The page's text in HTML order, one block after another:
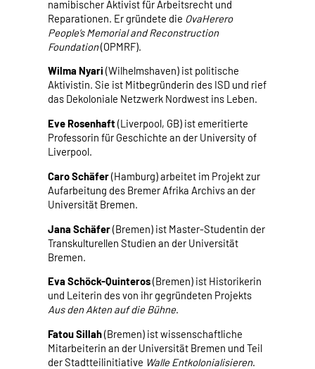
namibischer Aktivist für Arbeitsrecht und
Reparationen. Er gründete die OvaHerero
People’s Memorial and Reconstruction
Foundation(OPMRF).
Wilma Nyari (Wilhelmshaven) ist politische
Aktivistin. Sie ist Mitbegründerin des ISD und rief
das Dekoloniale Netzwerk Nordwest ins Leben.
Eve Rosenhaft(Liverpool, GB) ist emeritierte
Professorin für Geschichte an der University of
Liverpool.
Caro Schäfer(Hamburg) arbeitet im Projekt zur
Aufarbeitung des Bremer Afrika Archivs an der
Universität Bremen.
Jana Schäfer(Bremen) ist Master-Studentin der
Transkulturellen Studien an der Universität
Bremen.
Eva Schöck-Quinteros(Bremen) ist Historikerin
und Leiterin des von ihr gegründeten Projekts
Aus den Akten auf die Bühne.
Fatou Sillah(Bremen) ist wissenschaftliche
Mitarbeiterin an der Universität Bremen und Teil
der Stadtteilinitiative Walle Entkolonialisieren.